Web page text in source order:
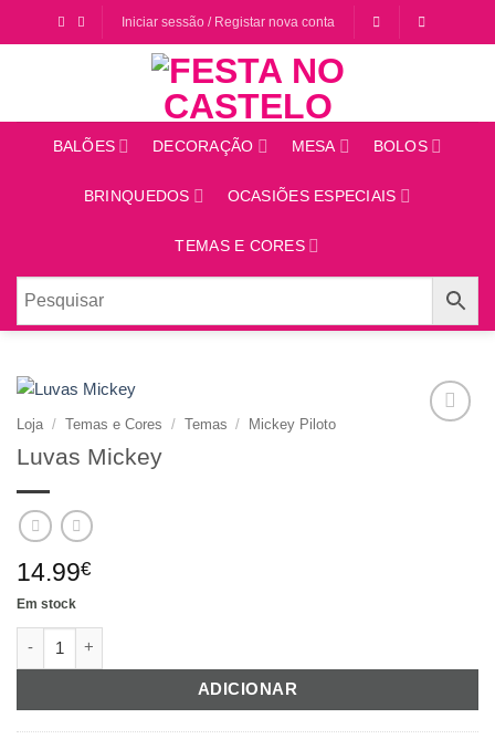
Iniciar sessão / Registar nova conta
BALÕES DECORAÇÃO MESA BOLOS
BRINQUEDOS OCASIÕES ESPECIAIS
TEMAS E CORES
Loja / Temas e Cores / Temas / Mickey Piloto
Luvas Mickey
14.99€
Em stock
ADICIONAR